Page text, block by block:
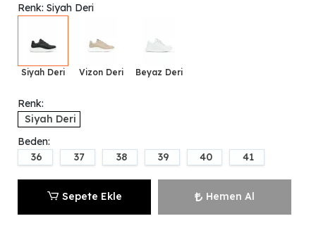
Renk: Siyah Deri
Siyah Deri Vizon Deri Beyaz Deri
Renk:
Siyah Deri
Beden:
36
37 38 39 40 41
Sepete Ekle Hemen Al